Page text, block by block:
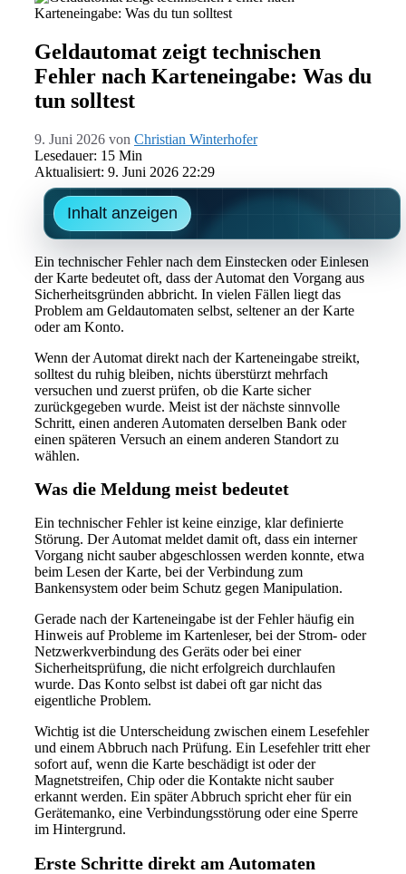
Geldautomat zeigt technischen
Fehler nach Karteneingabe: Was du
tun solltest
9. Juni 2026 von Christian Winterhofer
Lesedauer: 15 Min
Aktualisiert: 9. Juni 2026 22:29
Inhalt anzeigen
Ein technischer Fehler nach dem Einstecken oder Einlesen
der Karte bedeutet oft, dass der Automat den Vorgang aus
Sicherheitsgründen abbricht. In vielen Fällen liegt das
Problem am Geldautomaten selbst, seltener an der Karte
oder am Konto.
Wenn der Automat direkt nach der Karteneingabe streikt,
solltest du ruhig bleiben, nichts überstürzt mehrfach
versuchen und zuerst prüfen, ob die Karte sicher
zurückgegeben wurde. Meist ist der nächste sinnvolle
Schritt, einen anderen Automaten derselben Bank oder
einen späteren Versuch an einem anderen Standort zu
wählen.
Was die Meldung meist bedeutet
Ein technischer Fehler ist keine einzige, klar definierte
Störung. Der Automat meldet damit oft, dass ein interner
Vorgang nicht sauber abgeschlossen werden konnte, etwa
beim Lesen der Karte, bei der Verbindung zum
Bankensystem oder beim Schutz gegen Manipulation.
Gerade nach der Karteneingabe ist der Fehler häufig ein
Hinweis auf Probleme im Kartenleser, bei der Strom- oder
Netzwerkverbindung des Geräts oder bei einer
Sicherheitsprüfung, die nicht erfolgreich durchlaufen
wurde. Das Konto selbst ist dabei oft gar nicht das
eigentliche Problem.
Wichtig ist die Unterscheidung zwischen einem Lesefehler
und einem Abbruch nach Prüfung. Ein Lesefehler tritt eher
sofort auf, wenn die Karte beschädigt ist oder der
Magnetstreifen, Chip oder die Kontakte nicht sauber
erkannt werden. Ein später Abbruch spricht eher für ein
Gerätemanko, eine Verbindungsstörung oder eine Sperre
im Hintergrund.
Erste Schritte direkt am Automaten